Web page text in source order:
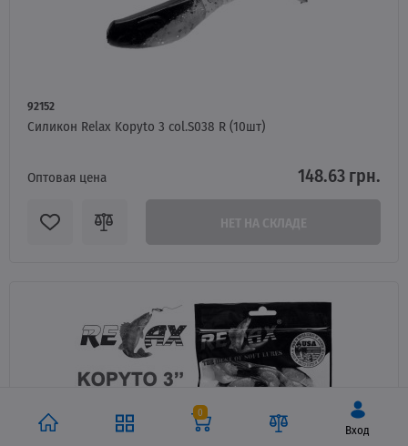
0
Вход
92152
Силикон Relax Kopyto 3 col.S038 R (10шт)
Оптовая цена 148.63 грн.